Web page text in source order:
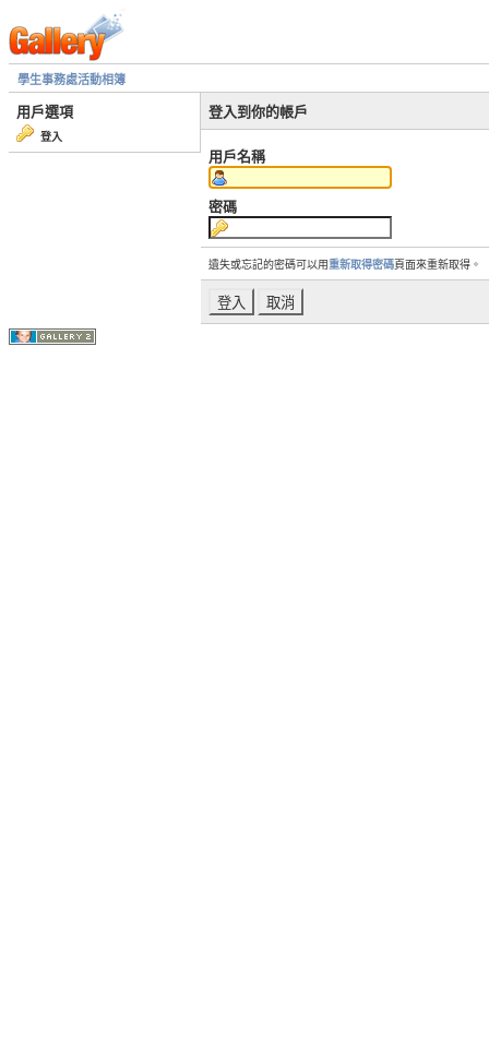
學生事務處活動相簿
用戶選項
登入
登入到你的帳戶
用戶名稱
密碼
遺失或忘記的密碼可以用重新取得密碼頁面來重新取得。